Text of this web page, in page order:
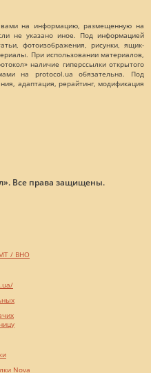
на информацию, размещенную на
не указано иное. Под информацией
фотоизображения, рисунки, ящик-
При использовании материалов,
наличие гиперссылки открытого
на protocol.ua обязательна. Под
адаптация, рерайтинг, модификация
Все права защищены.
/ ВНО
Nova